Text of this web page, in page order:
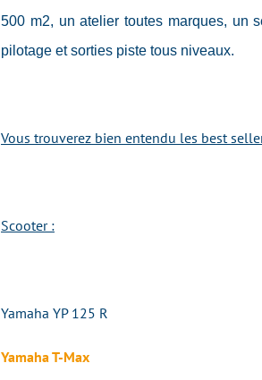
500 m2, un atelier toutes marques, un
pilotage et sorties piste tous niveaux.
Vous trouverez bien entendu les best
Scooter :
Yamaha YP 125 R
Yamaha T-Max